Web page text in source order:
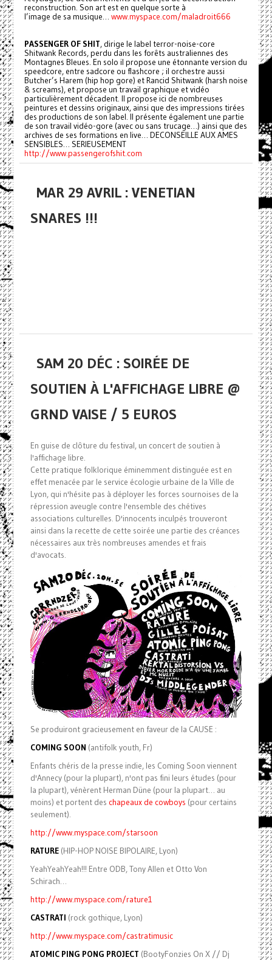
reconstruction. Son art est en quelque sorte à
l’image de sa musique… www.myspace.com/maladroit666
PASSENGER OF SHIT, dirige le label terror-noise-core
Shitwank Records, perdu dans les forêts australiennes des
Montagnes Bleues. En solo il propose une étonnante version du
speedcore, entre sadcore ou flashcore ; il orchestre aussi
Butcher’s Harem (hip hop gore) et Rancid Shitwank (harsh noise
& screams), et propose un travail graphique et vidéo
particulièrement décadent. Il propose ici de nombreuses
peintures et dessins originaux, ainsi que des impressions tirées
des productions de son label. Il présente également une partie
de son travail vidéo-gore (avec ou sans trucage…) ainsi que des
archives de ses formations en live… DECONSEILLE AUX AMES
SENSIBLES… SERIEUSEMENT
http://www.passengerofshit.com
MAR 29 AVRIL : VENETIAN
SNARES !!!
SAM 20 DÉC : SOIRÉE DE
SOUTIEN À L'AFFICHAGE LIBRE @
GRND VAISE / 5 EUROS
En guise de clôture du festival, un concert de soutien à
l'affichage libre.
Cette pratique folklorique éminemment distinguée est en
effet menacée par le service écologie urbaine de la Ville de
Lyon, qui n'hésite pas à déployer les forces sournoises de la
répression aveugle contre l'ensemble des chétives
associations culturelles. D'innocents inculpés trouveront
ainsi dans la recette de cette soirée une partie des créances
nécessaires aux très nombreuses amendes et frais
d'avocats.
Se produiront gracieusement en faveur de la CAUSE :
COMING SOON (antifolk youth, Fr)
Enfants chéris de la presse indie, les Coming Soon viennent
d'Annecy (pour la plupart), n'ont pas fini leurs études (pour
la plupart), vénèrent Herman Düne (pour la plupart… au
moins) et portent des chapeaux de cowboys (pour certains
seulement).
http://www.myspace.com/starsoon
RATURE(HIP-HOP NOISE BIPOLAIRE, Lyon)
YeahYeahYeah!!! Entre ODB, Tony Allen et Otto Von
Schirach…
http://www.myspace.com/rature1
CASTRATI (rock gothique, Lyon)
http://www.myspace.com/castratimusic
ATOMIC PING PONG PROJECT (BootyFonzies On X // Dj